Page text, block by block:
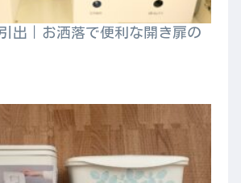
出｜お洒落で便利な開き扉の